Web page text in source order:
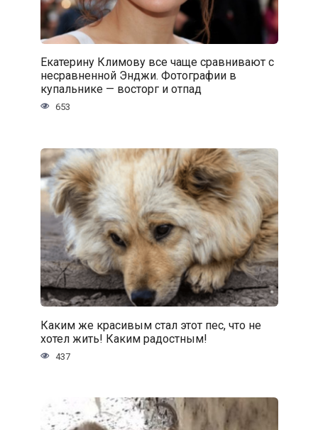
Екатерину Климову все чаще сравнивают с
несравненной Энджи. Фотографии в
купальнике — восторг и отпад
653
Каким же красивым стал этот пес, что не
хотел жить! Каким радостным!
437